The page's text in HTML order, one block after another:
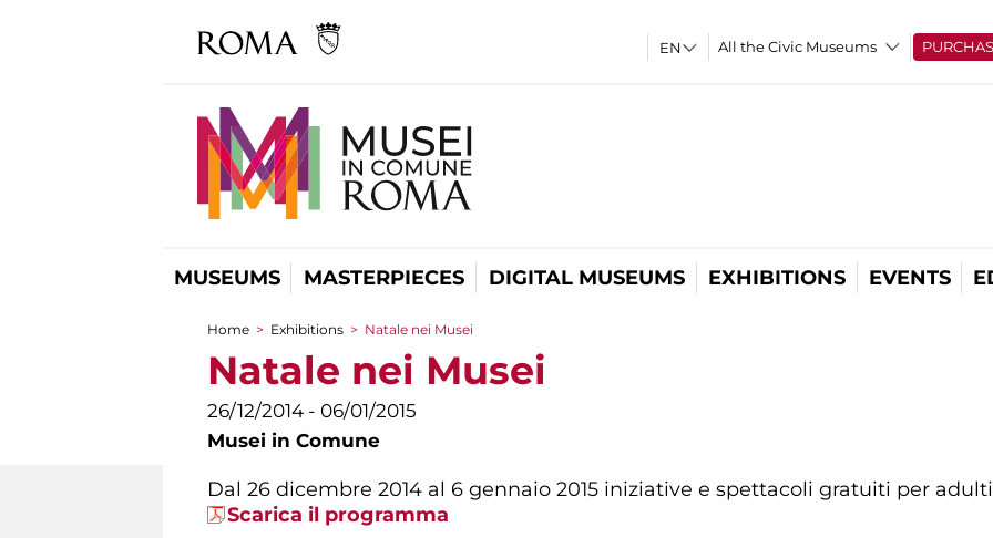
All the Civic Museums
MUSEUMS MASTERPIECES DIGITAL MUSEUMS EXHIBITIONS EVENTS
You are here
Home > Exhibitions > Natale nei Musei
Natale nei Musei
26/12/2014 - 06/01/2015
Musei in Comune
Dal 26 dicembre 2014 al 6 gennaio 2015 iniziative e spettacoli gratuiti per
Scarica il programma